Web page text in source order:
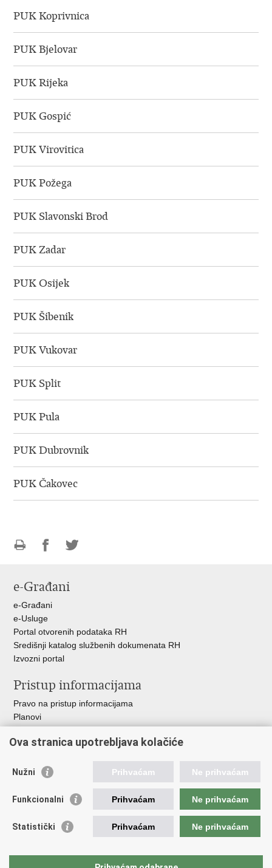
PUK Koprivnica
PUK Bjelovar
PUK Rijeka
PUK Gospić
PUK Virovitica
PUK Požega
PUK Slavonski Brod
PUK Zadar
PUK Osijek
PUK Šibenik
PUK Vukovar
PUK Split
PUK Pula
PUK Dubrovnik
PUK Čakovec
FacebookuTwitteru
e-Građani
e-Građani
e-Usluge
Portal otvorenih podataka RH
Središnji katalog službenih dokumenata RH
Izvozni portal
Pristup informacijama
Pravo na pristup informacijama
Planovi
Financijski dokumenti
Važne poveznice
Vlada RH
Operativni program konkurentnost i kohezija
Hrvatska komora ovlaštenih inženjera geodezije
Ova stranica upotrebljava kolačiće
Nužni Prihvaćam Ne prihvaćam
Funkcionalni Prihvaćam Ne prihvaćam
Statistički Prihvaćam Ne prihvaćam